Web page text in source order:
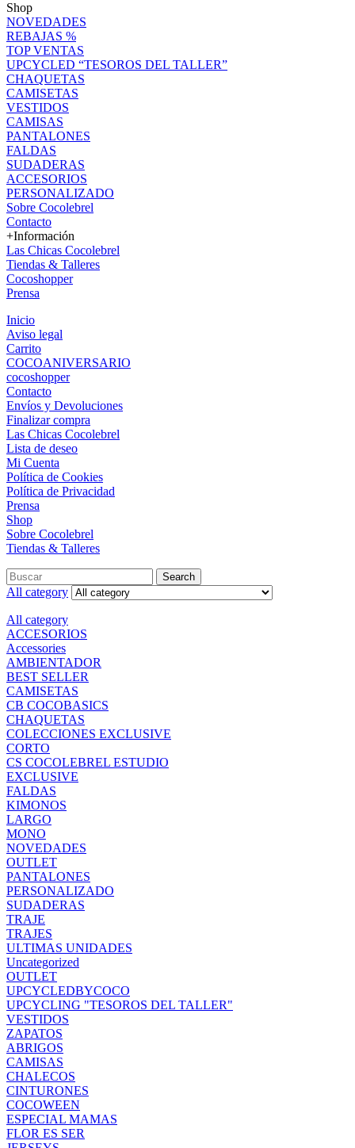
Shop
NOVEDADES
REBAJAS %
TOP VENTAS
UPCYCLED “TESOROS DEL TALLER”
CHAQUETAS
CAMISETAS
VESTIDOS
CAMISAS
PANTALONES
FALDAS
SUDADERAS
ACCESORIOS
PERSONALIZADO
Sobre Cocolebrel
Contacto
+Información
Las Chicas Cocolebrel
Tiendas & Talleres
Cocoshopper
Prensa
Inicio
Aviso legal
Carrito
COCOANIVERSARIO
cocoshopper
Contacto
Envíos y Devoluciones
Finalizar compra
Las Chicas Cocolebrel
Lista de deseo
Mi Cuenta
Política de Cookies
Política de Privacidad
Prensa
Shop
Sobre Cocolebrel
Tiendas & Talleres
Search
All category
All category
ACCESORIOS
Accessories
AMBIENTADOR
BEST SELLER
CAMISETAS
CB COCOBASICS
CHAQUETAS
COLECCIONES EXCLUSIVE
CORTO
CS COCOLEBREL ESTUDIO
EXCLUSIVE
FALDAS
KIMONOS
LARGO
MONO
NOVEDADES
OUTLET
PANTALONES
PERSONALIZADO
SUDADERAS
TRAJE
TRAJES
ULTIMAS UNIDADES
Uncategorized
OUTLET
UPCYCLEDBYCOCO
UPCYCLING "TESOROS DEL TALLER"
VESTIDOS
ZAPATOS
ABRIGOS
CAMISAS
CHALECOS
CINTURONES
COCOWEEN
ESPECIAL MAMAS
FLOR ES SER